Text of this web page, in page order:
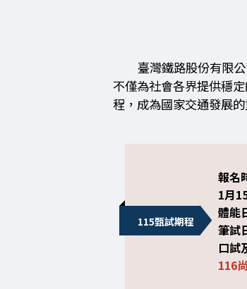
臺灣鐵路股份有限
不僅為社會各界提供穩
程，成為國家交通發展的
115甄試期程
報名
1月
體能
筆試
口試
116